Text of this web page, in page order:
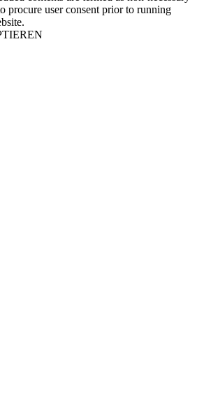
procure user consent prior to running